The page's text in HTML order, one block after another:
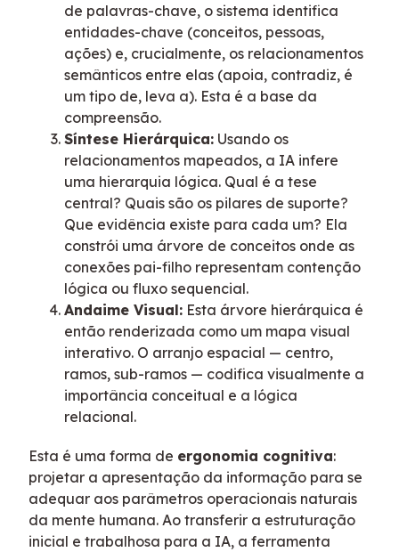
de palavras-chave, o sistema identifica
entidades-chave (conceitos, pessoas,
ações) e, crucialmente, os relacionamentos
semânticos entre elas (apoia, contradiz, é
um tipo de, leva a). Esta é a base da
compreensão.
Síntese Hierárquica: Usando os
relacionamentos mapeados, a IA infere
uma hierarquia lógica. Qual é a tese
central? Quais são os pilares de suporte?
Que evidência existe para cada um? Ela
constrói uma árvore de conceitos onde as
conexões pai-filho representam contenção
lógica ou fluxo sequencial.
Andaime Visual: Esta árvore hierárquica é
então renderizada como um mapa visual
interativo. O arranjo espacial — centro,
ramos, sub-ramos — codifica visualmente a
importância conceitual e a lógica
relacional.
Esta é uma forma de ergonomia cognitiva:
projetar a apresentação da informação para se
adequar aos parâmetros operacionais naturais
da mente humana. Ao transferir a estruturação
inicial e trabalhosa para a IA, a ferramenta